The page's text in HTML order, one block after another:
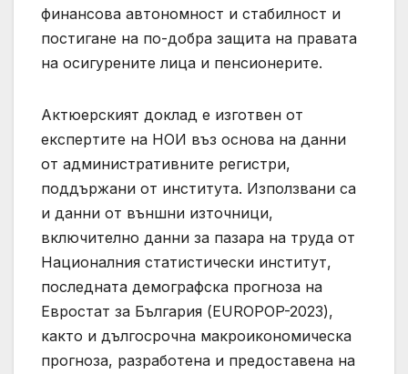
финансова автономност и стабилност и
постигане на по-добра защита на правата
на осигурените лица и пенсионерите.
Актюерският доклад е изготвен от
експертите на НОИ въз основа на данни
от административните регистри,
поддържани от института. Използвани са
и данни от външни източници,
включително данни за пазара на труда от
Националния статистически институт,
последната демографска прогноза на
Евростат за България (EUROPOP-2023),
както и дългосрочна макроикономическа
прогноза, разработена и предоставена на